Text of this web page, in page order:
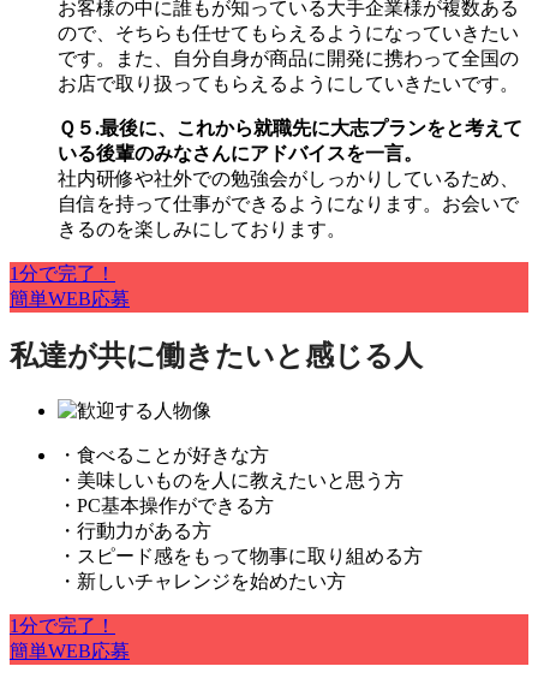
お客様の中に誰もが知っている大手企業様が複数ある
ので、そちらも任せてもらえるようになっていきたい
です。また、自分自身が商品に開発に携わって全国の
お店で取り扱ってもらえるようにしていきたいです。
Ｑ５.最後に、これから就職先に大志プランをと考えて
いる後輩のみなさんにアドバイスを一言。
社内研修や社外での勉強会がしっかりしているため、
自信を持って仕事ができるようになります。お会いで
きるのを楽しみにしております。
1分で完了！
簡単WEB応募
私達が共に働きたいと感じる人
・食べることが好きな方
・美味しいものを人に教えたいと思う方
・PC基本操作ができる方
・行動力がある方
・スピード感をもって物事に取り組める方
・新しいチャレンジを始めたい方
1分で完了！
簡単WEB応募